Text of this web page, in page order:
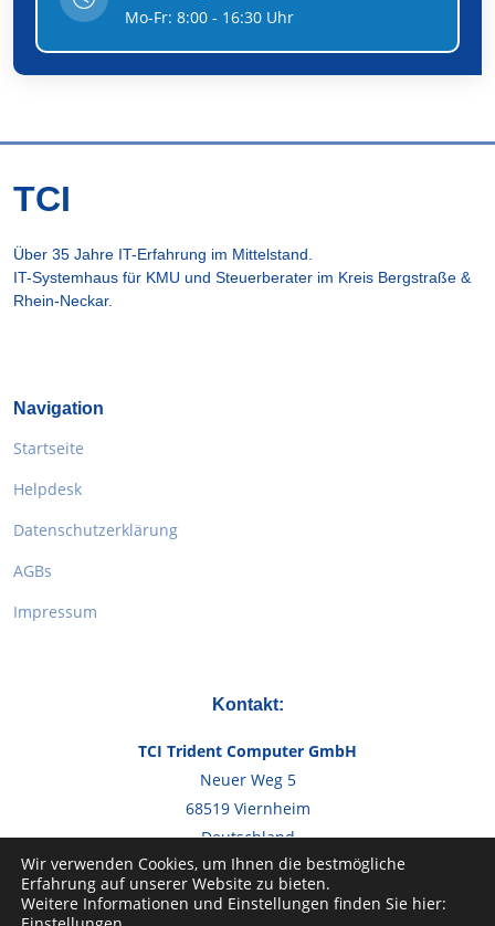
Mo-Fr: 8:00 - 16:30 Uhr
TCI
Über 35 Jahre IT-Erfahrung im Mittelstand.
IT-Systemhaus für KMU und Steuerberater im Kreis Bergstraße &
Rhein-Neckar.
Navigation
Startseite
Helpdesk
Datenschutzerklärung
AGBs
Impressum
Kontakt:
TCI Trident Computer GmbH
Neuer Weg 5
68519 Viernheim
Deutschland
Telefon:+49 6204 966240
Wir verwenden Cookies, um Ihnen die bestmögliche
Erfahrung auf unserer Website zu bieten.
Weitere Informationen und Einstellungen finden Sie hier: